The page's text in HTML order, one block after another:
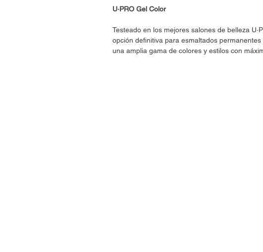
U·PRO Gel Color
Testeado en los mejores salones de belleza
opción definitiva para esmaltados
una amplia gama de colores y estilos con